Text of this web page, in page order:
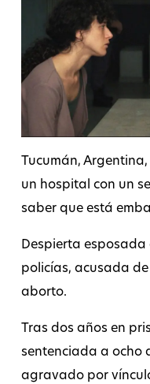
Tucumán,
un hospital con un
saber que está
Despierta
policías, acusada
aborto.
Tras dos años en
sentenciada a ocho
agravado por